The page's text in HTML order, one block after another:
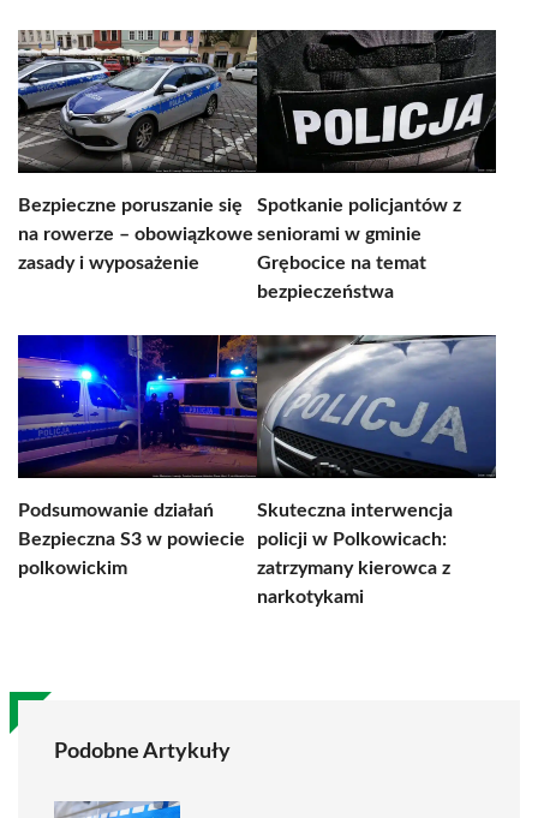
Bezpieczne poruszanie się
na rowerze – obowiązkowe
zasady i wyposażenie
Spotkanie policjantów z
seniorami w gminie
Grębocice na temat
bezpieczeństwa
Podsumowanie działań
Bezpieczna S3 w powiecie
polkowickim
Skuteczna interwencja
policji w Polkowicach:
zatrzymany kierowca z
narkotykami
Podobne Artykuły